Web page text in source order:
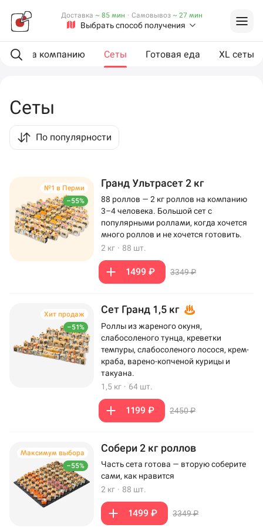
Выбрать способ получения
Доставка ~ 85 мин · Самовывоз ~ 27 мин
На компанию Сеты Готовая еда XL сеты
Сеты
По популярности
–55%
№1 в Перми Гранд Ультрасет 2 кг
88 роллов — 2 кг роллов на компанию
3–4 человека. Большой сет с
популярными роллами, когда хочется
много роллов и не хочется готовить.
2 кг · 88 шт.
1499 ₽ 3349 ₽
–51%
Хит продаж Сет Гранд 1,5 кг
Роллы из жареного окуня,
слабосоленого тунца, креветки
темпуры, слабосоленого лосося, крем-
краба, варено-копченой курицы и
такуана.
1,5 кг · 64 шт.
1199 ₽ 2450 ₽
–55%
Максимум выбора Собери 2 кг роллов
Часть сета готова — вторую соберите
сами, как нравится
2 кг · 88 шт.
1499 ₽ 3349 ₽